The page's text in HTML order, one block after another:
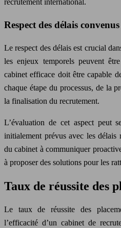
recrutement international.
Respect des délais
Le respect des délais est crucial
les enjeux temporels peuvent
cabinet efficace doit être capable
chaque étape du processus, de la
la finalisation du recrutement.
L’évaluation de cet aspect peut
initialement prévus avec les délais
du cabinet à communiquer
à proposer des solutions pour les
Taux de réussite des
Le taux de réussite des
l’efficacité d’un cabinet de